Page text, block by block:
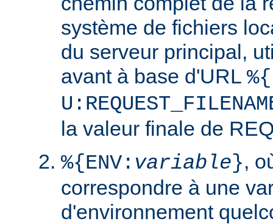
système de fichiers
du serveur principal,
avant à base d'URL
la valeur finale de
%{ENV: variable},
correspondre à une
d'environnement